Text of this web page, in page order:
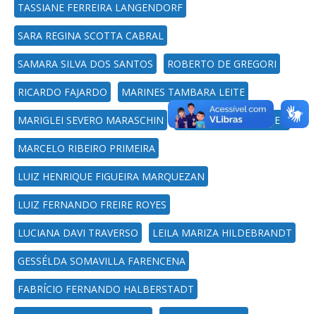
TASSIANE FERREIRA LANGENDORF
SARA REGINA SCOTTA CABRAL
SAMARA SILVA DOS SANTOS ROBERTO DE GREGORI
RICARDO FAJARDO MARINES TAMBARA LEITE
MARIGLEI SEVERO MARASCHIN MARCIA XAVIER PEITER
MARCELO RIBEIRO PRIMEIRA
LUIZ HENRIQUE FIGUEIRA MARQUEZAN
LUIZ FERNANDO FREIRE ROYES
LUCIANA DAVI TRAVERSO LEILA MARIZA HILDEBRANDT
GESSÉLDA SOMAVILLA FARENCENA
FABRÍCIO FERNANDO HALBERSTADT